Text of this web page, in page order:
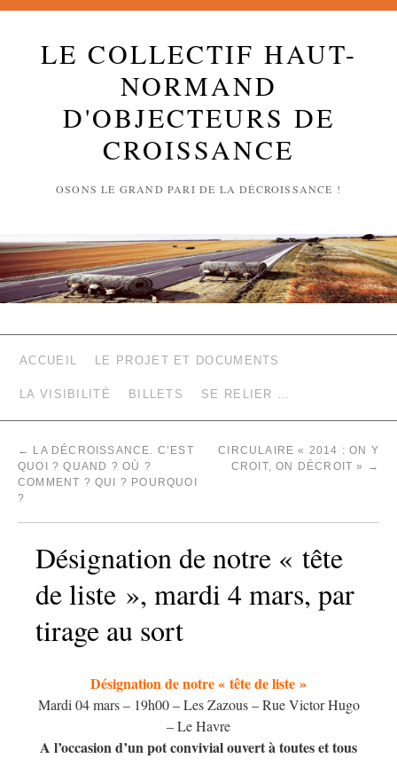
LE COLLECTIF HAUT-
NORMAND
D'OBJECTEURS DE
CROISSANCE
OSONS LE GRAND PARI DE LA DÉCROISSANCE !
ACCUEIL LE PROJET ET DOCUMENTS
LA VISIBILITÉ BILLETS SE RELIER …
← LA DÉCROISSANCE. C’EST
QUOI ? QUAND ? OÙ ?
COMMENT ? QUI ? POURQUOI
?
CIRCULAIRE « 2014 : ON Y
CROIT, ON DÉCROIT »
→
Désignation de notre « tête
de liste », mardi 4 mars, par
tirage au sort
Désignation de notre « tête de liste »
Mardi 04 mars – 19h00 – Les Zazous – Rue Victor Hugo
– Le Havre
A l’occasion d’un pot convivial ouvert à toutes et tous